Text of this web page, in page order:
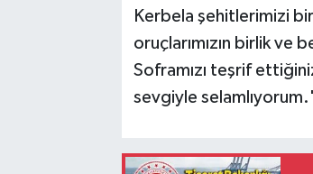
Kerbela şehitlerimizi
oruçlarımızın birlik ve
Soframızı teşrif
sevgiyle selamlıyorum.'